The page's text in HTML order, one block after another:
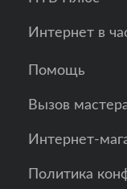
Интернет в
Помощь
Вызов
Интернет-
Политика